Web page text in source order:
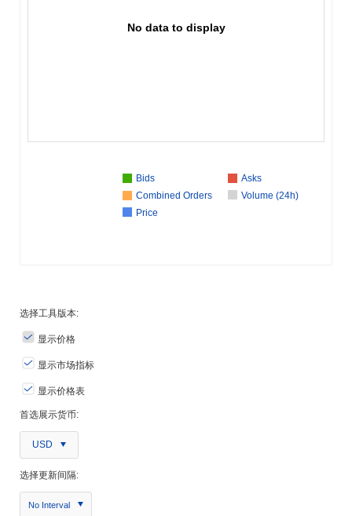
No data to display
Bids
Asks
Combined Orders
Volume (24h)
Price
选择工具版本:
显示价格
显示市场指标
显示价格表
首选展示货币:
USD
选择更新间隔:
No Interval